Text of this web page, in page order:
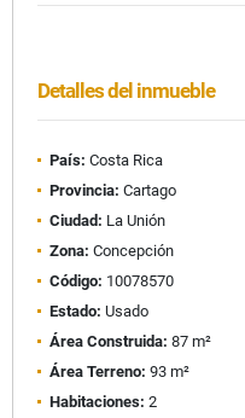
Detalles del inmueble
País: Costa Rica
Provincia: Cartago
Ciudad: La Unión
Zona: Concepción
Código: 10078570
Estado: Usado
Área Construida: 87 m²
Área Terreno: 93 m²
Habitaciones: 2